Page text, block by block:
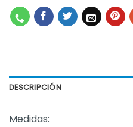
DESCRIPCIÓN
Medidas: